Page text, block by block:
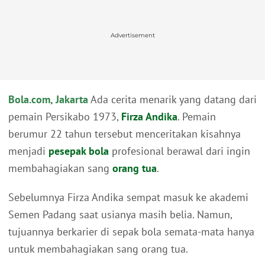
Advertisement
Bola.com, Jakarta Ada cerita menarik yang datang dari
pemain Persikabo 1973, Firza Andika. Pemain
berumur 22 tahun tersebut menceritakan kisahnya
menjadi pesepak bola profesional berawal dari ingin
membahagiakan sang orang tua.
Sebelumnya Firza Andika sempat masuk ke akademi
Semen Padang saat usianya masih belia. Namun,
tujuannya berkarier di sepak bola semata-mata hanya
untuk membahagiakan sang orang tua.